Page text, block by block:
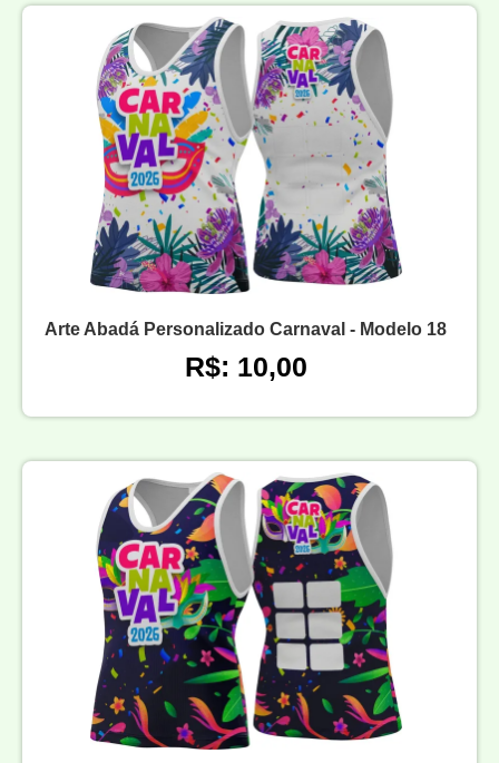
Arte Abadá Personalizado Carnaval - Modelo 18
R$: 10,00